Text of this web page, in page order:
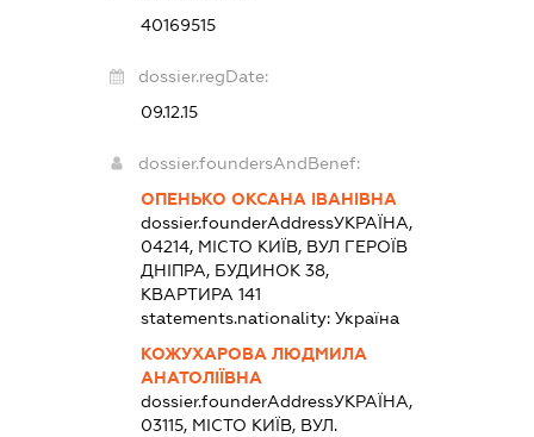
40169515
dossier.regDate:
09.12.15
dossier.foundersAndBenef:
ОПЕНЬКО ОКСАНА ІВАНІВНА
dossier.founderAddressУКРАЇНА,
04214, МІСТО КИЇВ, ВУЛ ГЕРОЇВ
ДНІПРА, БУДИНОК 38,
КВАРТИРА 141
statements.nationality:Україна
КОЖУХАРОВА ЛЮДМИЛА
АНАТОЛІЇВНА
dossier.founderAddressУКРАЇНА,
03115, МІСТО КИЇВ, ВУЛ.